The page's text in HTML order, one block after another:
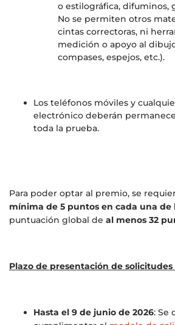
o estilográfica, difuminos,
No se permiten otros
cintas correctoras, ni
medición o apoyo al
compases, espejos, etc.).
Los teléfonos móviles y
electrónico deberán
toda la prueba.
Para poder optar al premio, se
mínima de 5 puntos en cada una de
puntuación global de al menos 32
Plazo de presentación de
Hasta el 9 de junio de 2026: Se